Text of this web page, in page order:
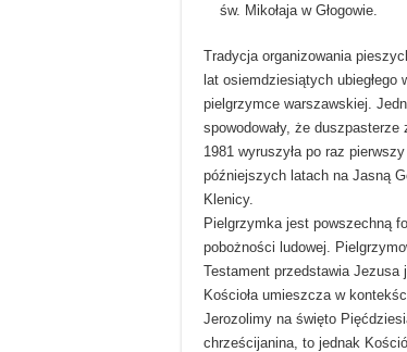
św. Mikołaja w Głogowie.
Tradycja organizowania
lat osiemdziesiątych
pielgrzymce warszawskiej.
spowodowały, że
1981 wyruszyła po raz
późniejszych latach na Jasną
Klenicy.
Pielgrzymka jest powszechną
pobożności ludowej.
Testament przedstawia
Kościoła umieszcza w
Jerozolimy na święto
chrześcijanina, to jednak